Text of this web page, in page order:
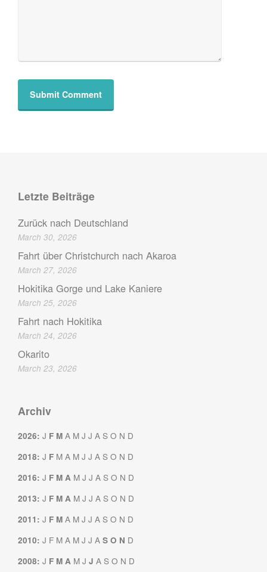
Letzte Beiträge
Zurück nach Deutschland
March 30, 2026
Fahrt über Christchurch nach Akaroa
March 27, 2026
Hokitika Gorge und Lake Kaniere
March 25, 2026
Fahrt nach Hokitika
March 24, 2026
Okarito
March 23, 2026
Archiv
2026: J F M A M J J A S O N D
2018: J F M A M J J A S O N D
2016: J F M A M J J A S O N D
2013: J F M A M J J A S O N D
2011 : J F M A M J J A S O N D
2010: J F M A M J J A S O N D
2008: J F M A M J J A S O N D